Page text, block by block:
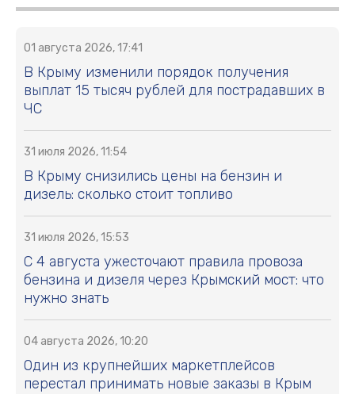
01 августа 2026, 17:41
В Крыму изменили порядок получения
выплат 15 тысяч рублей для пострадавших в
ЧС
31 июля 2026, 11:54
В Крыму снизились цены на бензин и
дизель: сколько стоит топливо
31 июля 2026, 15:53
С 4 августа ужесточают правила провоза
бензина и дизеля через Крымский мост: что
нужно знать
04 августа 2026, 10:20
Один из крупнейших маркетплейсов
перестал принимать новые заказы в Крым